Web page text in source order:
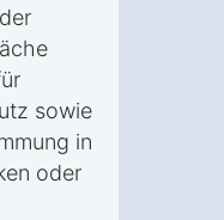
sowie
in
oder